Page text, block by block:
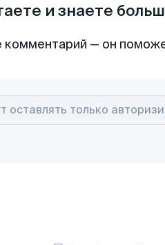
и знаете
комментарий — он